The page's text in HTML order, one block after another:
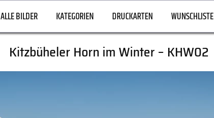
ALLE BILDER KATEGORIEN DRUCKARTEN WUNSCHLISTE
Kitzbüheler Horn im Winter – KHW02